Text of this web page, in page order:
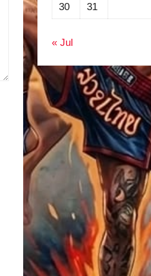
30 31
« Jul